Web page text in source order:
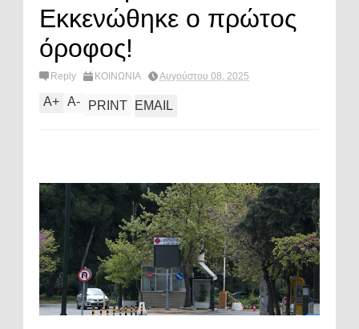
Εκκενώθηκε ο πρώτος
όροφος!
Reply ΚΟΙΝΩΝΙΑ Αυγούστου 08, 2025
A+ A- PRINT EMAIL